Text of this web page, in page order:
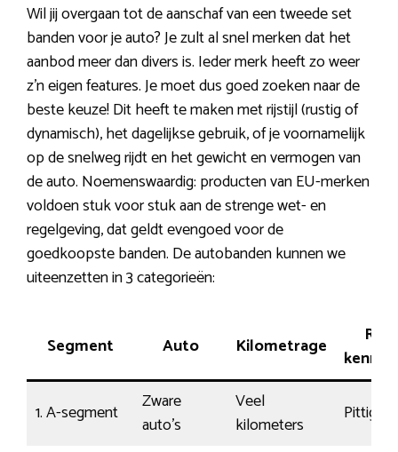
Wil jij overgaan tot de aanschaf van een tweede set
banden voor je auto? Je zult al snel merken dat het
aanbod meer dan divers is. Ieder merk heeft zo weer
z’n eigen features. Je moet dus goed zoeken naar de
beste keuze! Dit heeft te maken met rijstijl (rustig of
dynamisch), het dagelijkse gebruik, of je voornamelijk
op de snelweg rijdt en het gewicht en vermogen van
de auto. Noemenswaardig: producten van EU-merken
voldoen stuk voor stuk aan de strenge wet- en
regelgeving, dat geldt evengoed voor de
goedkoopste banden. De autobanden kunnen we
uiteenzetten in 3 categorieën:
Segment Auto Kilometrage
Rij-
1. A-segment
Zware
auto’s
Veel
kilometers
Pittig